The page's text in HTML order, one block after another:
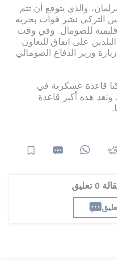
والذي يتوقع أن تتم
التركي نشر قوات بحرية
للصومال. وفي وقت
على اتفاق للتعاون
وزير الدفاع الصومالي
تركيا قاعدة عسكرية في
وتعد هذه أكبر قاعدة
تعليق